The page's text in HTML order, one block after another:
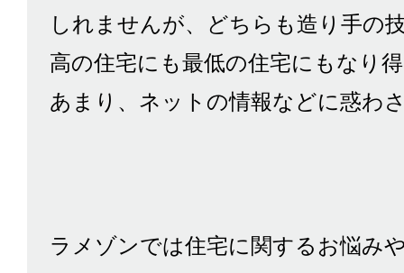
しれませんが、どちらも造り手の
高の住宅にも最低の住宅にもなり
あまり、ネットの情報などに惑わ
ラメゾンでは住宅に関するお悩み